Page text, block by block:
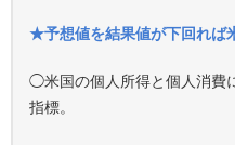
★予想値を結果値が下回れば
◯米国の個人所得と個人消費
指標。